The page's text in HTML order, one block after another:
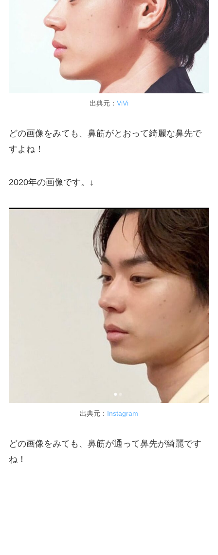
出典元： ViVi
どの画像をみても、鼻筋がとおって綺麗な鼻先で
すよね！
2020年の画像です。↓
出典元： Instagram
どの画像をみても、鼻筋が通って鼻先が綺麗です
ね！